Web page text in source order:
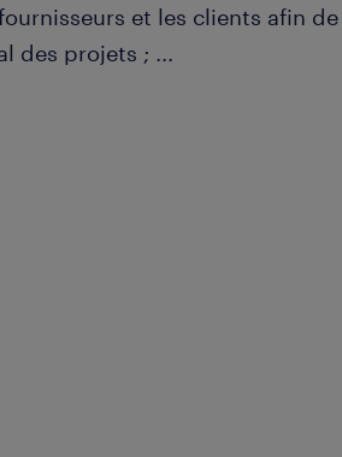
et les clients afin de
des projets ; ...
produire les rapports
des risques et des budgets ;
et l'arpentage pour assurer la
pour ce poste de Surintendant